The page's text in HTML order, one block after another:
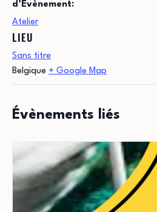
d’Évènement:
Atelier
LIEU
Sans titre
Belgique + Google Map
Évènements liés